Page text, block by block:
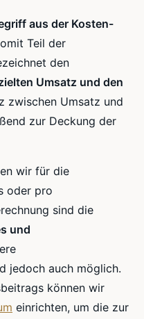
aus der Kosten-
Teil der
den
Umsatz und den
zwischen Umsatz und
zur Deckung der
wir für die
oder pro
sind die
und
jedoch auch möglich.
können wir
einrichten, um die zur